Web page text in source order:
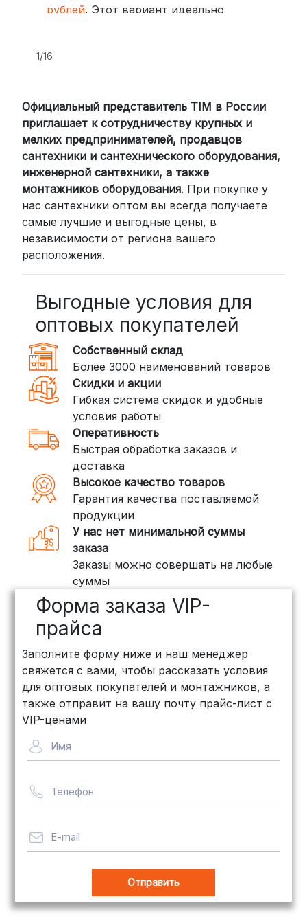
рублей. Этот вариант идеально
компании (СДЭК, BoxBerry, DPD)
Для клиентов из других регионов
России мы сотрудничаем с
проверенными транспортными
компаниями:
СДЭК: Выбирайте доставку до
пункта выдачи (от 2 дней) или
курьером до двери (от 3 дней).
Стоимость начинается от300
рублей
пунктов выдачи или курьером.
Сроки — от 2 дней, стоимость — от
350 рублей
DPD: Международная служба
доставки, которая работает и
внутри России. Сроки — от 2 дней,
стоимость — от 400 рублей
3. Доставка крупногабаритных грузов
(ПЭК, КИТ, Байкал Сервис)
Если ваш заказ включает большие или
тяжелые товары, мы рекомендуем
воспользоваться услугами компаний,
специализирующихся на доставке
грузов:
ПЭК: Сроки доставки — от 3 до 10
дней, стоимость рассчитывается
индивидуально (минимум
рублей
объемных заказов. Сроки — от 3
дней, стоимость — от500 рублей
Байкал Сервис: Идеально подходит
для крупногабаритных товаров.
рассчитывается индивидуально
Важно! Мы заботимся о том, чтобы
целости и сохранности, независимо
от их размера.
1/16
Официальный представитель TIM в России
приглашает к сотрудничеству крупных и
мелких предпринимателей, продавцов
сантехники и сантехнического оборудования,
инженерной сантехники, а также
монтажников оборудования. При покупке у
нас сантехники оптом вы всегда получаете
самые лучшие и выгодные цены, в
независимости от региона вашего
расположения.
Выгодные условия для
оптовых покупателей
Собственный склад
Более 3000 наименований товаров
Скидки и акции
Гибкая система скидок и удобные
условия работы
Оперативность
Быстрая обработка заказов и
доставка
Высокое качество товаров
Гарантия качества поставляемой
продукции
У нас нет минимальной суммы
заказа
Заказы можно совершать на любые
суммы
Форма заказа VIP-
прайса
Заполните форму ниже и наш менеджер
свяжется с вами, чтобы рассказать условия
для оптовых покупателей и монтажников, а
также отправит на вашу почту прайс-лист с
VIP-ценами
Имя
Телефон
E-mail